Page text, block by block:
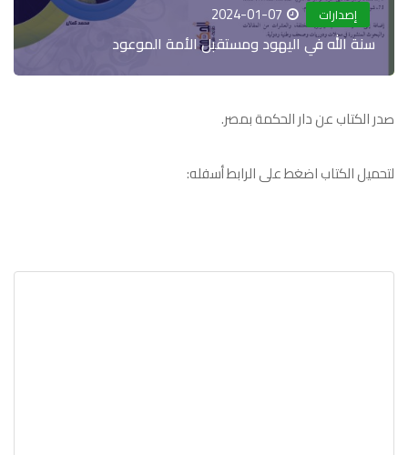
إصدارات 2024-01-07
سنة الله في اليهود ومستقبل الأمة الموعود
صدر الكتاب عن دار الحكمة بمصر.
لتحميل الكتاب اضغط على الرابط أسفله: